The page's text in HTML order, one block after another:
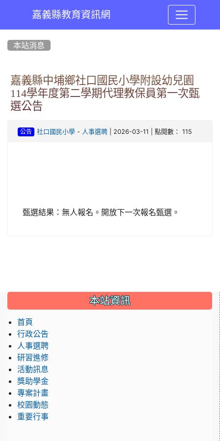
嘉義縣教育資訊網
本站消息
嘉義縣中埔鄉社口國民小學附設幼兒園
114學年度第二學期代理教保員第一次甄
選公告
公告 社口國民小學- 人事選聘| 2026-03-11 | 點閱數： 115
甄選結果：無人報名。開放下一次報名甄選。
::: 本站資訊
首頁
行政公告
人事選聘
研習進修
活動訊息
獎助學金
專案計畫
校園動態
重要行事